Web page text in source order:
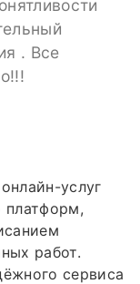
. Все
услуг
платформ,
работ.
сервиса